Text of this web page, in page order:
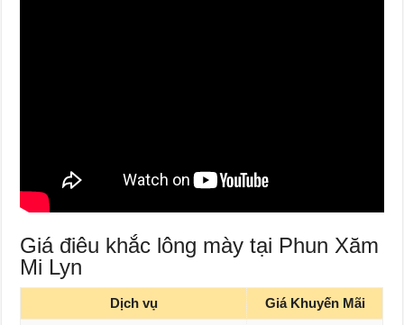
Giá điêu khắc lông mày tại Phun Xăm
Mi Lyn
Dịch vụ Giá Khuyến Mãi